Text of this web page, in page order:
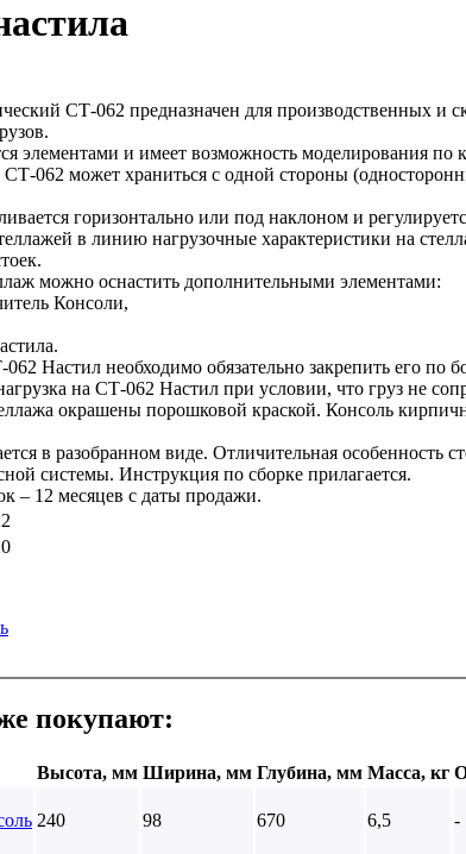
СТ-062 предназначен для производственных и
элементами и имеет возможность моделирования по
СТ-062 может храниться с одной стороны
горизонтально или под наклоном и
в линию нагрузочные характеристики на
можно оснастить дополнительными элементами:
Консоли,
062 Настил необходимо обязательно закрепить его
на СТ-062 Настил при условии, что груз не
окрашены порошковой краской. Консоль
в разобранном виде. Отличительная особенность
системы. Инструкция по сборке прилагается.
– 12 месяцев с даты продажи.
покупают:
Высота, мм Ширина, мм Глубина, мм Масса, кг
240 98 670 6,5 -